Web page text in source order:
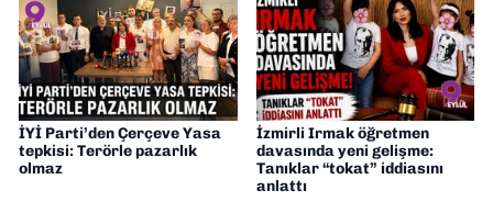
İYİ Parti’den Çerçeve Yasa
tepkisi: Terörle pazarlık
olmaz
İzmirli Irmak öğretmen
davasında yeni gelişme:
Tanıklar “tokat” iddiasını
anlattı